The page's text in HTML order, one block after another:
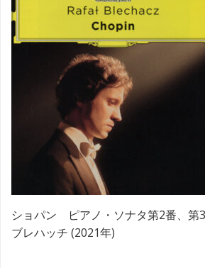
ショパン ピアノ・ソナタ第2番、第
ブレハッチ (2021年)